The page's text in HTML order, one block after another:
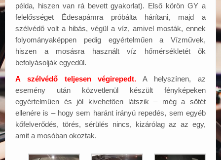
példa, hiszen van rá bevett gyakorlat). Első körön GY a
felelősséget Édesapámra próbálta hárítani, majd a
szélvédő volt a hibás, végül a víz, amivel mosták, ennek
folyományaképpen pedig egyértelműen a Vízművek,
hiszen a mosásra használt víz hőmérsékletét ők
befolyásolják egyedül.
A szélvédő teljesen végirepedt. A helyszínen, az
esemény után közvetlenül készült fényképeken
egyértelműen és jól kivehetően látszik – még a sötét
ellenére is – hogy sem haránt irányú repedés, sem egyéb
kőfelverődés, törés, sérülés nincs, kizárólag az az egy,
amit a mosóban okoztak.